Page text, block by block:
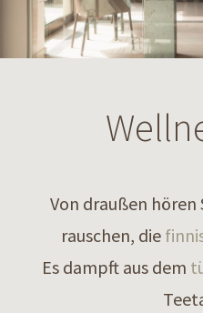
Von draußen hören
rauschen, die
Es dampft aus dem